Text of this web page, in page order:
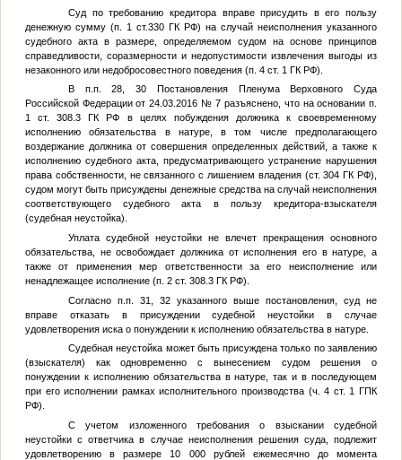
Суд по требованию кредитора вправе присудить в его пользу
денежную сумму (п. 1 ст.330 ГК РФ) на случай неисполнения указанного
судебного акта в размере, определяемом судом на основе принципов
справедливости, соразмерности и недопустимости извлечения выгоды из
незаконного или недобросовестного поведения (п. 4 ст. 1 ГК РФ).
В п.п. 28, 30 Постановления Пленума Верховного Суда
Российской Федерации от 24.03.2016 № 7 разъяснено, что на основании п.
1 ст. 308.3 ГК РФ в целях побуждения должника к своевременному
исполнению обязательства в натуре, в том числе предполагающего
воздержание должника от совершения определенных действий, а также к
исполнению судебного акта, предусматривающего устранение нарушения
права собственности, не связанного с лишением владения (ст. 304 ГК РФ),
судом могут быть присуждены денежные средства на случай неисполнения
соответствующего судебного акта в пользу кредитора-взыскателя
(судебная неустойка).
Уплата судебной неустойки не влечет прекращения основного
обязательства, не освобождает должника от исполнения его в натуре, а
также от применения мер ответственности за его неисполнение или
ненадлежащее исполнение (п. 2 ст. 308.3 ГК РФ).
Согласно п.п. 31, 32 указанного выше постановления, суд не
вправе отказать в присуждении судебной неустойки в случае
удовлетворения иска о понуждении к исполнению обязательства в натуре.
Судебная неустойка может быть присуждена только по заявлению
(взыскателя) как одновременно с вынесением судом решения о
понуждении к исполнению обязательства в натуре, так и в последующем
при его исполнении рамках исполнительного производства (ч. 4 ст. 1 ГПК
РФ).
С учетом изложенного требования о взыскании судебной
неустойки с ответчика в случае неисполнения решения суда, подлежит
удовлетворению в размере 10 000 рублей ежемесячно до момента